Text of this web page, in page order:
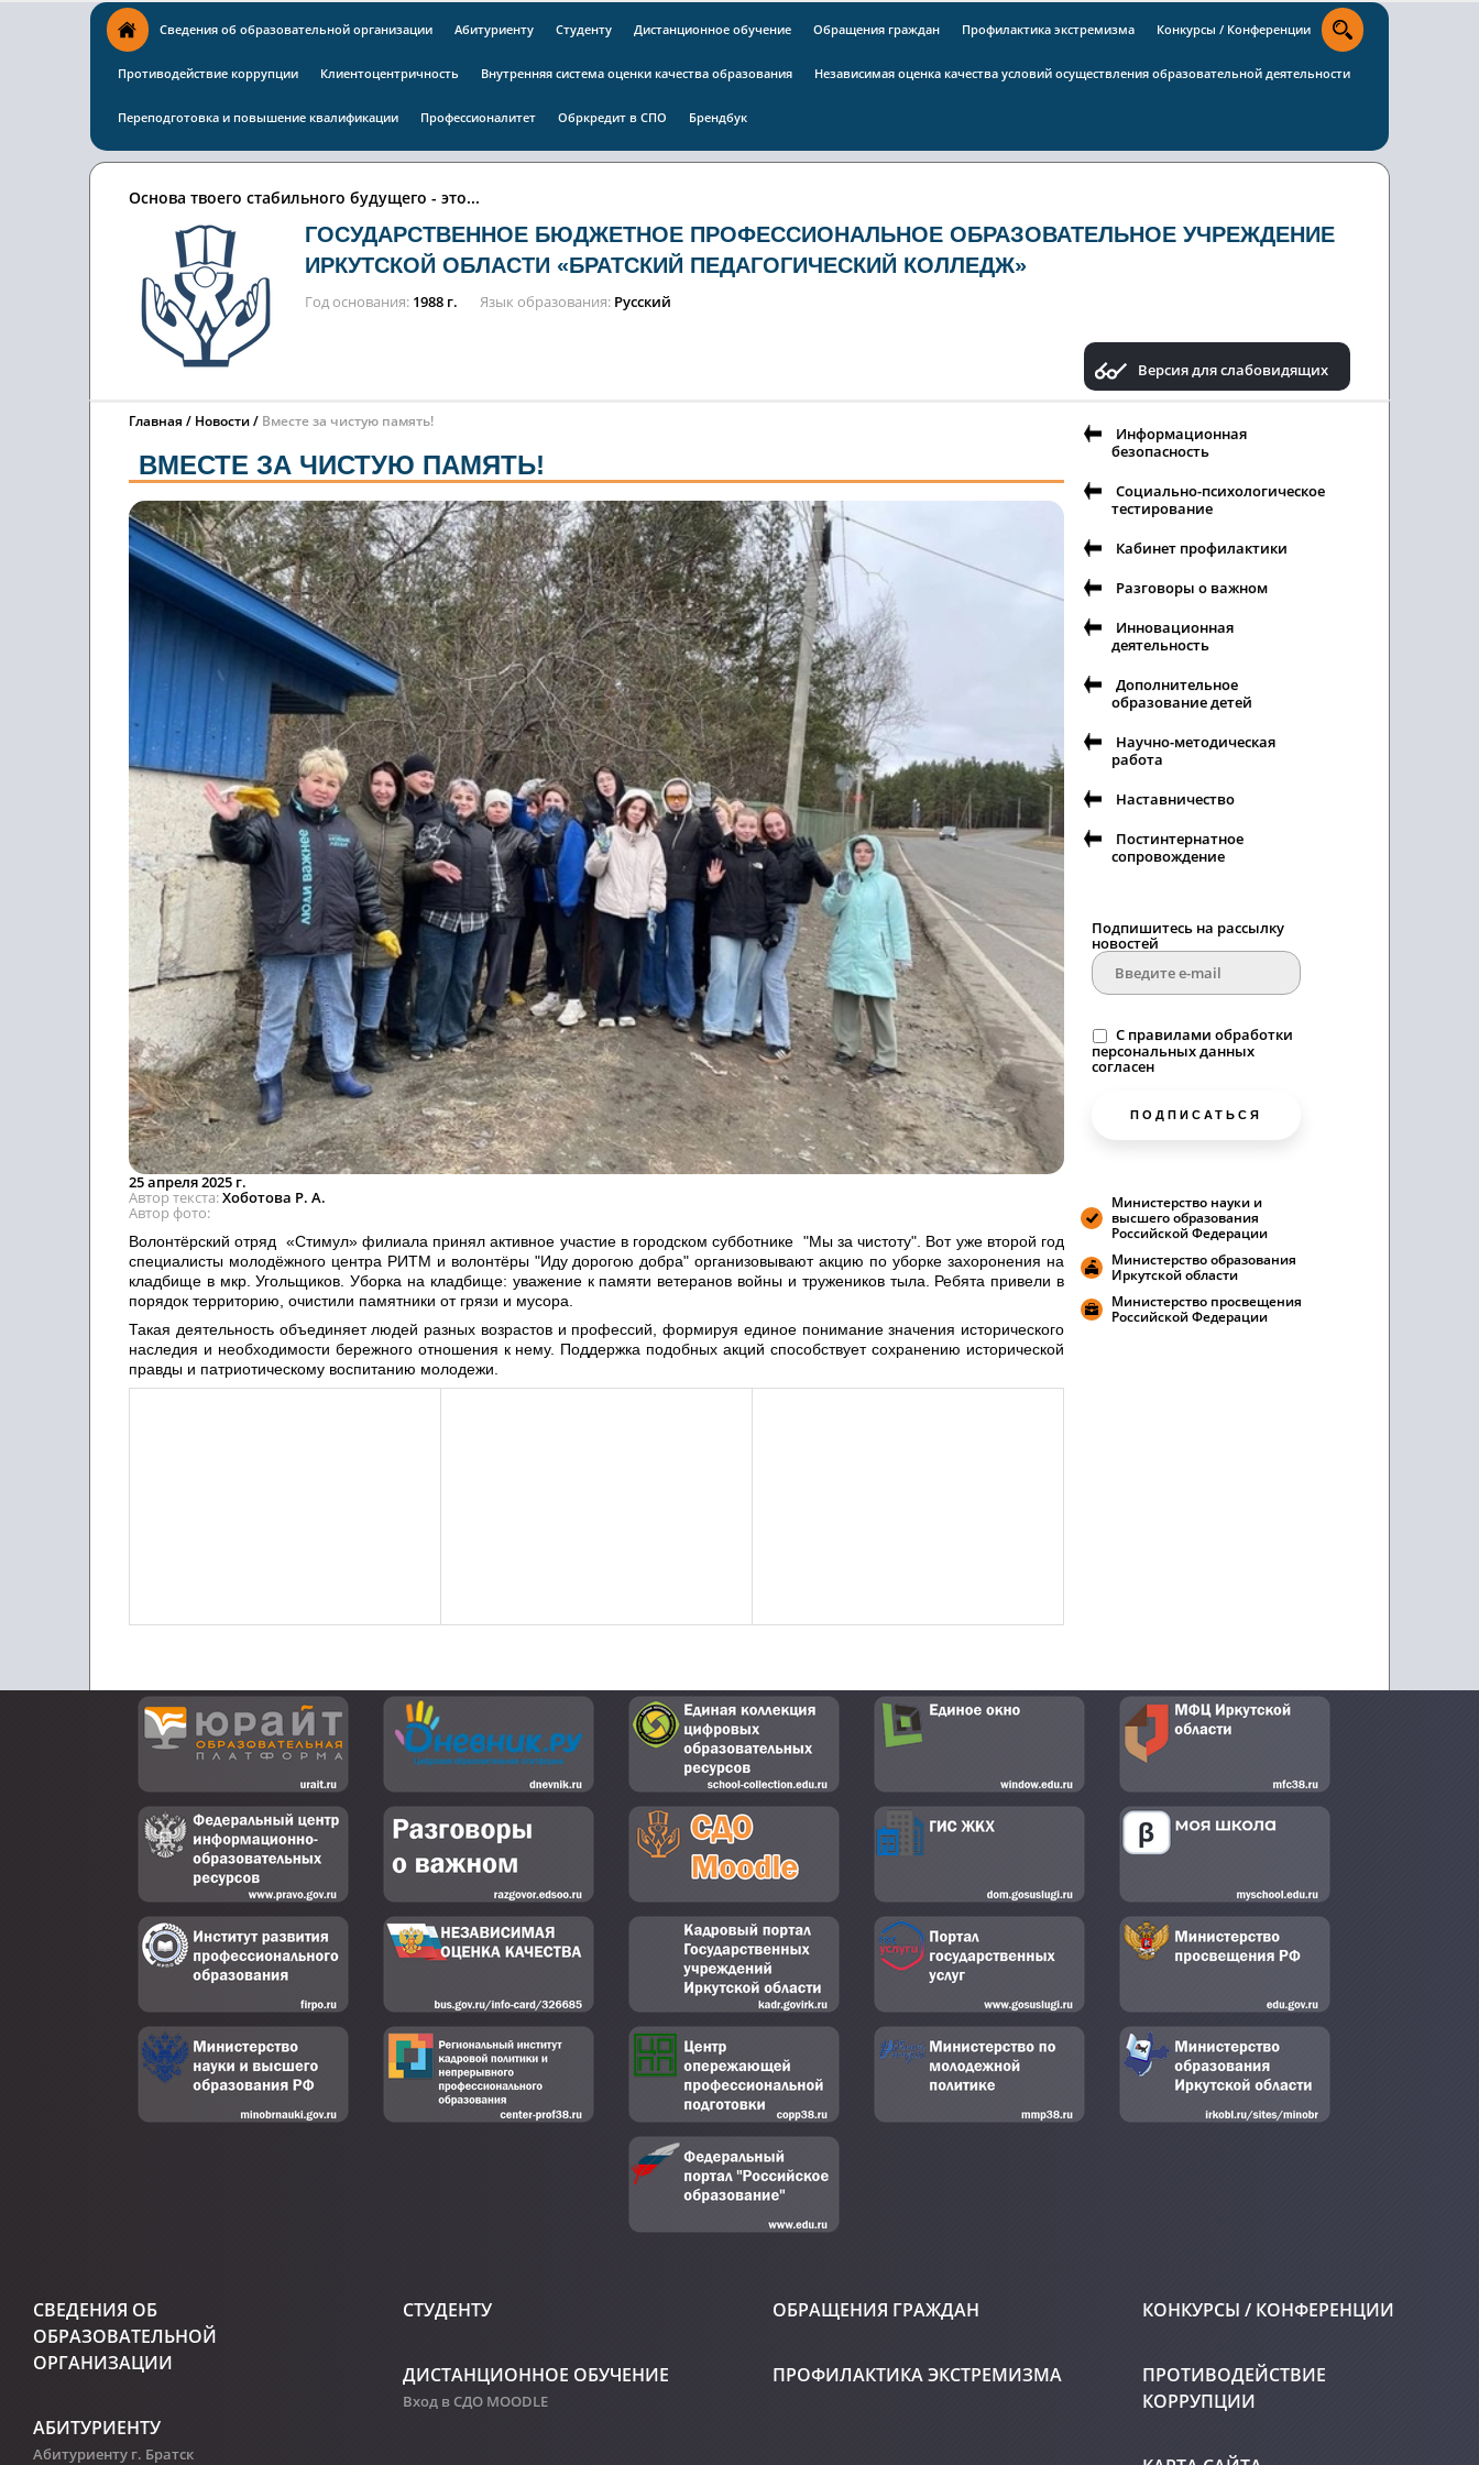
Сведения об образовательной организации Абитуриенту Студенту Дистанционное обучение Обращения граждан Профилактика экстремизма Конкурсы / Конференции
Противодействие коррупции Клиентоцентричность Внутренняя система оценки качества образования Независимая оценка качества условий осуществления образовательной деятельности
Переподготовка и повышение квалификации Профессионалитет Обркредит в СПО Брендбук
Основа твоего стабильного будущего - это...
ГОСУДАРСТВЕННОЕ БЮДЖЕТНОЕ ПРОФЕССИОНАЛЬНОЕ ОБРАЗОВАТЕЛЬНОЕ УЧРЕЖДЕНИЕ
ИРКУТСКОЙ ОБЛАСТИ «БРАТСКИЙ ПЕДАГОГИЧЕСКИЙ КОЛЛЕДЖ»
Год основания 1988 г. Язык образования Русский
Версия для слабовидящих
Главная Новости Вместе за чистую память!
ВМЕСТЕ ЗА ЧИСТУЮ ПАМЯТЬ!
25 апреля 2025 г.
Автор текста Хоботова Р. А.
Автор фото
Волонтёрский отряд «Стимул» филиала принял активное участие в городском субботнике "Мы за чистоту". Вот уже второй год
специалисты молодёжного центра РИТМ и волонтёры "Иду дорогою добра" организовывают акцию по уборке захоронения на
кладбище в мкр. Угольщиков. Уборка на кладбище: уважение к памяти ветеранов войны и тружеников тыла. Ребята привели в
порядок территорию, очистили памятники от грязи и мусора.
Такая деятельность объединяет людей разных возрастов и профессий, формируя единое понимание значения исторического
наследия и необходимости бережного отношения к нему. Поддержка подобных акций способствует сохранению исторической
правды и патриотическому воспитанию молодежи.
Информационная
безопасность
Социально-психологическое
тестирование
Кабинет профилактики
Разговоры о важном
Инновационная
деятельность
Дополнительное
образование детей
Научно-методическая
работа
Наставничество
Постинтернатное
сопровождение
Подпишитесь на рассылку
новостей
C правилами обработки
персональных данных
согласен
ПОДПИСАТЬСЯ
Министерство науки и
высшего образования
Российской Федерации
Министерство образования
Иркутской области
Министерство просвещения
Российской Федерации
СВЕДЕНИЯ ОБ
ОБРАЗОВАТЕЛЬНОЙ
ОРГАНИЗАЦИИ
АБИТУРИЕНТУ
Абитуриенту г. Братск
СТУДЕНТУ
ДИСТАНЦИОННОЕ ОБУЧЕНИЕ
Вход в СДО MOODLE
ОБРАЩЕНИЯ ГРАЖДАН
ПРОФИЛАКТИКА ЭКСТРЕМИЗМА
КОНКУРСЫ / КОНФЕРЕНЦИИ
ПРОТИВОДЕЙСТВИЕ
КОРРУПЦИИ